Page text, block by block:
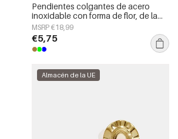
Pendientes colgantes de acero
inoxidable con forma de flor, de la
serie Daily Simple, joyería para mujer.
MSRP €18,99
€5,75
Almacén de la UE